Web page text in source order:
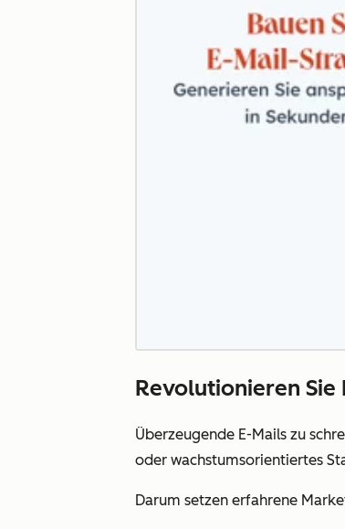
Revolutionieren Sie
Überzeugende E-Mails zu
oder wachstumsorientiertes
Darum setzen erfahrene